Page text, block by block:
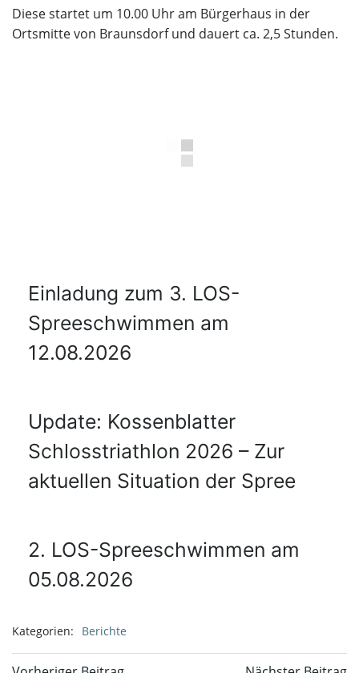
Diese startet um 10.00 Uhr am Bürgerhaus in der
Ortsmitte von Braunsdorf und dauert ca. 2,5 Stunden.
Einladung zum 3. LOS-
Spreeschwimmen am
12.08.2026
Update: Kossenblatter
Schlosstriathlon 2026 – Zur
aktuellen Situation der Spree
2. LOS-Spreeschwimmen am
05.08.2026
Kategorien: Berichte